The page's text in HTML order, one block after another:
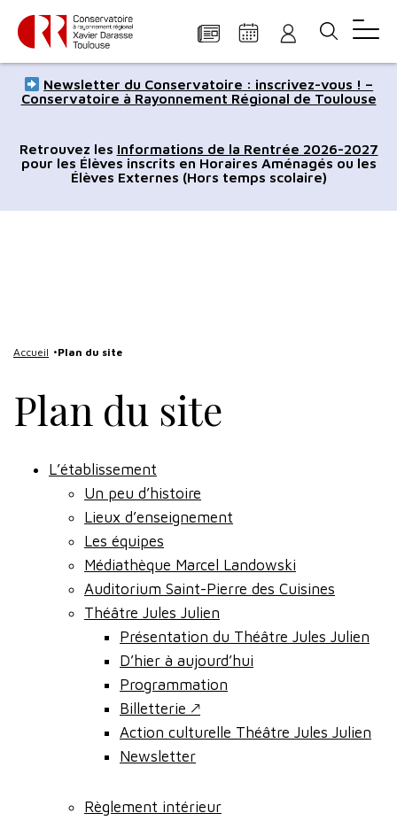
Panneau de gestion des cookies
Aller
au
principal
à
navigation
à
recherche
au
de
page
au
du
site
Newsletter du Conservatoire : inscrivez-vous ! –
Conservatoire à Rayonnement Régional de Toulouse
Retrouvez les Informations de la Rentrée 2026-2027
pour les Élèves inscrits en Horaires Aménagés ou les
Élèves Externes (Hors temps scolaire)
Accueil Plan du site
Plan du site
L’établissement
Un peu d’histoire
Lieux d’enseignement
Les équipes
Médiathèque Marcel Landowski
Auditorium Saint-Pierre des Cuisines
Théâtre Jules Julien
Présentation du Théâtre Jules Julien
D’hier à aujourd’hui
Programmation
Billetterie 🡕
Action culturelle Théâtre Jules Julien
Newsletter
Règlement intérieur